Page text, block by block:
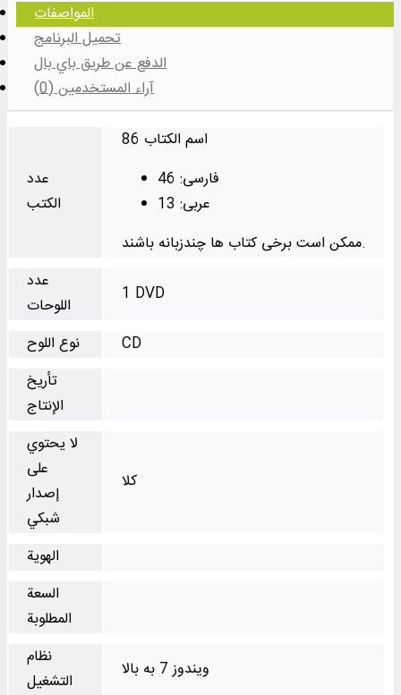
المواصفات
تحميل البرنامج
الدفع عن طريق باي بال
آراء المستخدمين (0)
عدد
الكتب
86 اسم الكتاب
فارسی: 46
عربی: 13
ممکن است برخی کتاب ها چندزبانه باشند.
عدد
اللوحات
1 DVD
نوع اللوح
CD
تأريخ
الإنتاج
لا يحتوي
على
إصدار
شبكي
كلا
الهوية
السعة
المطلوبة
نظام
التشغیل
ویندوز 7 به بالا